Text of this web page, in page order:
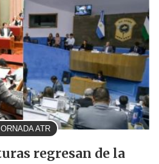
ATR
regresan de la